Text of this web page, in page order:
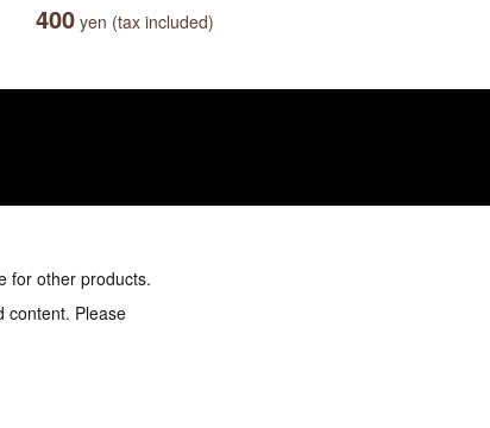
400 yen (tax included)
for other products.
content. Please